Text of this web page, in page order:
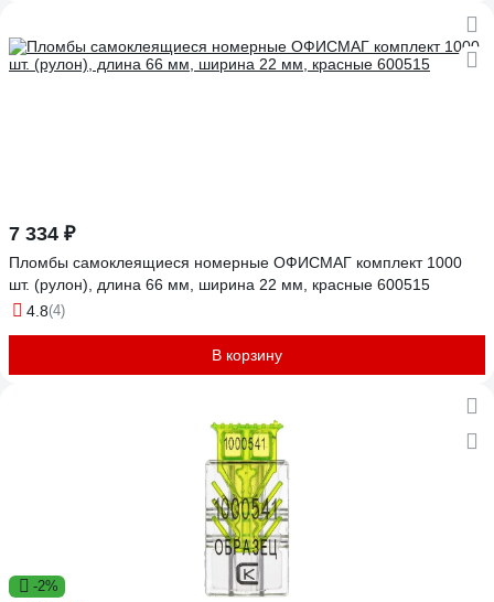
7 334 ₽
Пломбы самоклеящиеся номерные ОФИСМАГ комплект 1000
шт. (рулон), длина 66 мм, ширина 22 мм, красные 600515
4.8(4)
В корзину
-2%